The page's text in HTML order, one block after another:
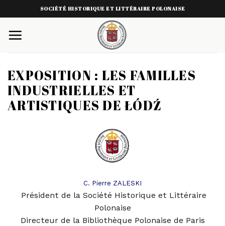
to
content
SOCIÉTÉ HISTORIQUE ET LITTÉRAIRE POLONAISE
EXPOSITION : LES FAMILLES
INDUSTRIELLES ET
ARTISTIQUES DE ŁÓDŹ
C. Pierre ZALESKI
Président de la Société Historique et Littéraire
Polonaise
Directeur de la Bibliothèque Polonaise de Paris